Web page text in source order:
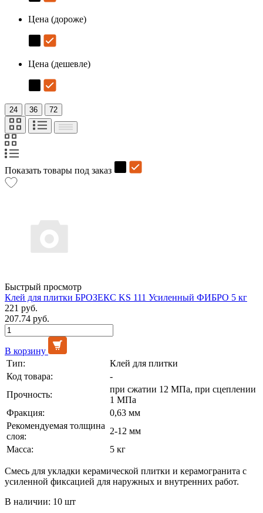
Цена (дороже)
Цена (дешевле)
24 36 72
Показать товары под заказ
Быстрый просмотр
Клей для плитки БРОЗЕКС KS 111 Усиленный ФИБРО 5 кг
221 руб.
207.74 руб.
В корзину
Тип:
Клей для плитки
Код товара:
-
Прочность:
при сжатии 12 МПа, при сцеплении
1 МПа
Фракция:
0,63 мм
Рекомендуемая толщина
слоя:
2-12 мм
Масса:
5 кг
Смесь для укладки керамической плитки и керамогранита с
усиленной фиксацией для наружных и внутренних работ.
В наличии: 10 шт